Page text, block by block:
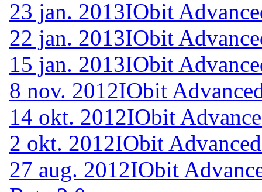
23 jan. 2013IObit
22 jan. 2013IObit
15 jan. 2013IObit
8 nov. 2012IObit
14 okt. 2012IObit
2 okt. 2012IObit
27 aug. 2012IObit